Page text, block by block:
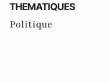
THEMATIQUES
Politique